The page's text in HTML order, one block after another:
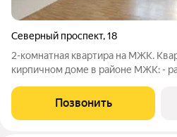
Северный проспект,18
2-комнатная квартира на МЖК.
кирпичном доме в районе МЖК: -
функциональная планировка
квартиры; - две застекленные
Позвонить